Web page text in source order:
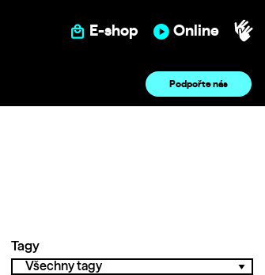
E-shop Online
Podpořte nás
Tagy